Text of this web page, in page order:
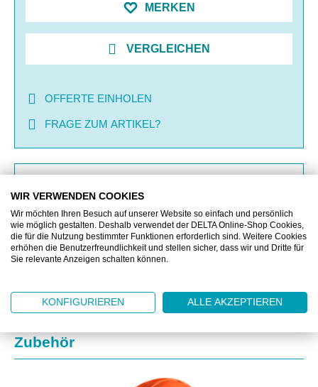
MERKEN
VERGLEICHEN
OFFERTE EINHOLEN
FRAGE ZUM ARTIKEL?
ZUSATZINFORMATIONEN
DOWNLOAD
Produktgalerie überspringen
Zubehör
WIR VERWENDEN COOKIES
Wir möchten Ihren Besuch auf unserer Website so einfach und persönlich
wie möglich gestalten. Deshalb verwendet der DELTA Online-Shop Cookies,
die für die Nutzung bestimmter Funktionen erforderlich sind. Weitere Cookies
erhöhen die Benutzerfreundlichkeit und stellen sicher, dass wir und Dritte für
Sie relevante Anzeigen schalten können.
KONFIGURIEREN ALLE AKZEPTIEREN